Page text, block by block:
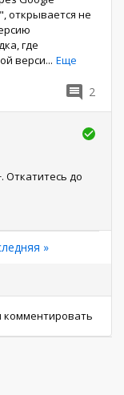
открывается не
где
верси... Еще
2
Откатитесь до
»
комментировать